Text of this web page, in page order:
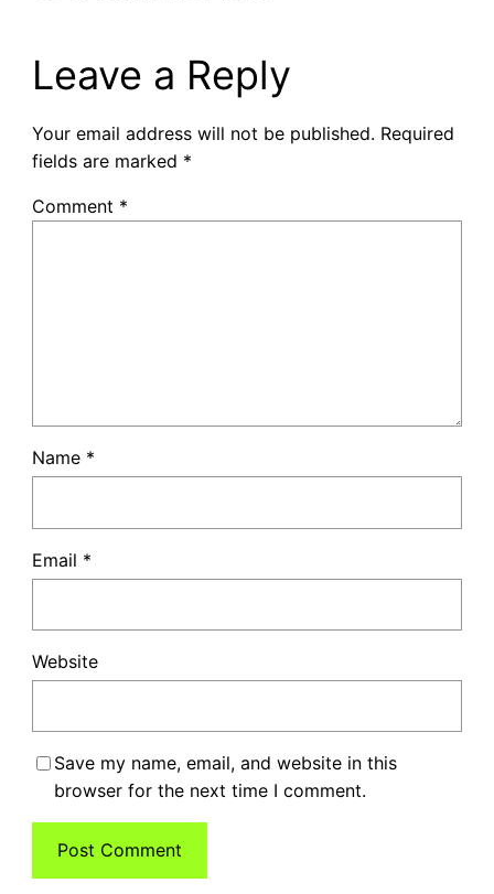
Leave a Reply
Your email address will not be published. Required
fields are marked *
Comment *
Name *
Email *
Website
Save my name, email, and website in this
browser for the next time I comment.